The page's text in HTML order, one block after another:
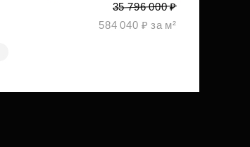
35 796 000 ₽
584 040 ₽ за м²